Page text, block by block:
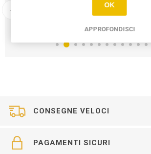
CONSEGNE VELOCI
PAGAMENTI SICURI
OK
APPROFONDISCI